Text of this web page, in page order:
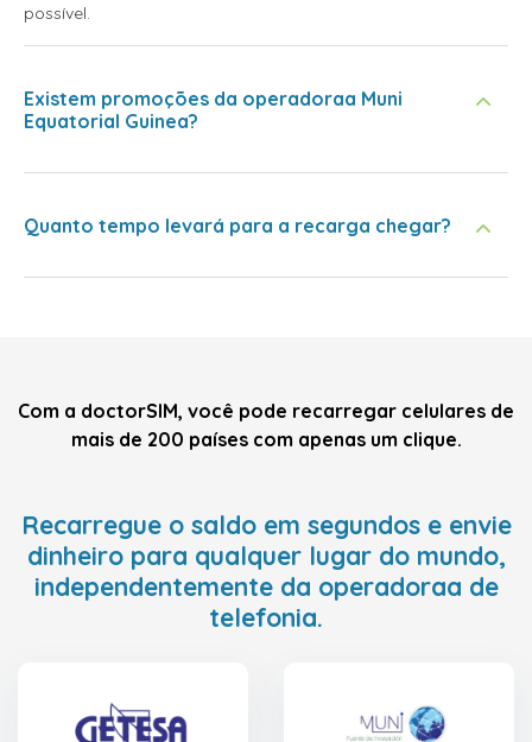
possível.
Existem promoções da operadoraa Muni
Equatorial Guinea?
Quanto tempo levará para a recarga chegar?
Com a doctorSIM, você pode recarregar celulares de
mais de 200 países com apenas um clique.
Recarregue o saldo em segundos e envie
dinheiro para qualquer lugar do mundo,
independentemente da operadoraa de
telefonia.